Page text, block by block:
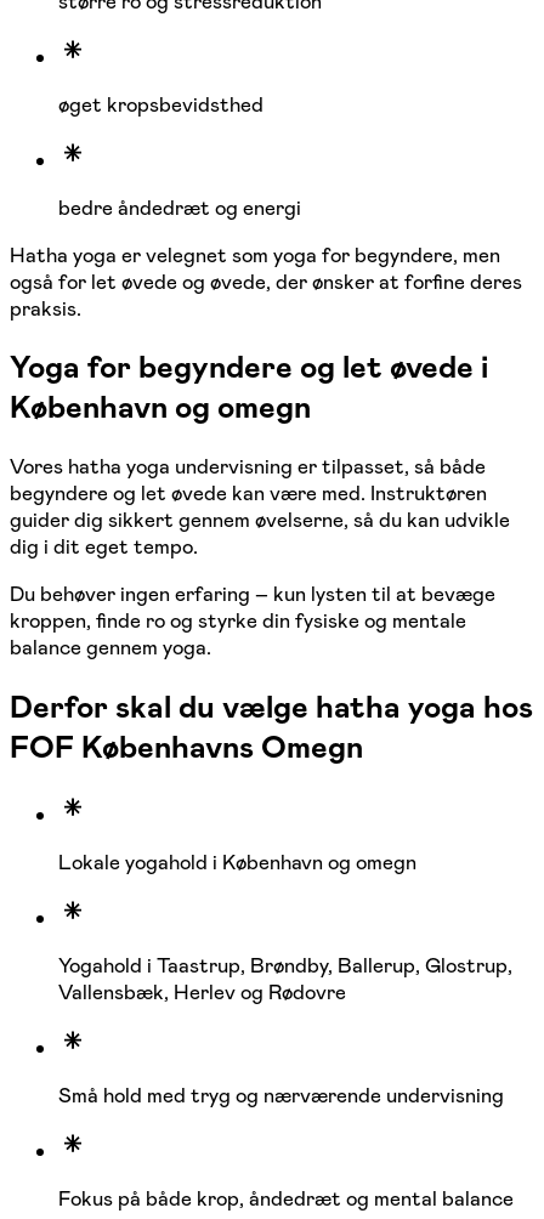
øget kropsbevidsthed
bedre åndedræt og energi
Hatha yoga er velegnet som yoga for begyndere, men
også for let øvede og øvede, der ønsker at forfine deres
praksis.
Yoga for begyndere og let øvede i
København og omegn
Vores hatha yoga undervisning er tilpasset, så både
begyndere og let øvede kan være med. Instruktøren
guider dig sikkert gennem øvelserne, så du kan udvikle
dig i dit eget tempo.
Du behøver ingen erfaring – kun lysten til at bevæge
kroppen, finde ro og styrke din fysiske og mentale
balance gennem yoga.
Derfor skal du vælge hatha yoga hos
FOF Københavns Omegn
Lokale yogahold i København og omegn
Yogahold i Taastrup, Brøndby, Ballerup, Glostrup,
Vallensbæk, Herlev og Rødovre
Små hold med tryg og nærværende undervisning
Fokus på både krop, åndedræt og mental balance